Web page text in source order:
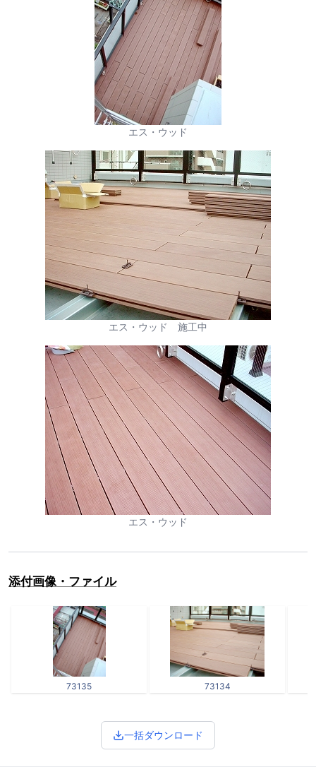
エス・ウッド
エス・ウッド 施工中
エス・ウッド
添付画像・ファイル
73135 73134
一括ダウンロード